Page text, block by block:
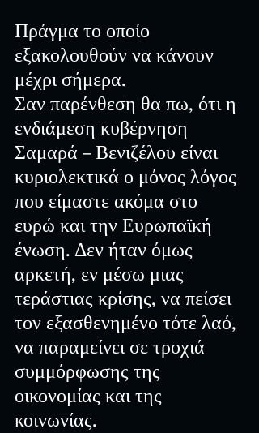
Πράγμα το οποίο
εξακολουθούν να κάνουν
μέχρι σήμερα.
Σαν παρένθεση θα πω, ότι η
ενδιάμεση κυβέρνηση
Σαμαρά – Βενιζέλου είναι
κυριολεκτικά ο μόνος λόγος
που είμαστε ακόμα στο
ευρώ και την Ευρωπαϊκή
ένωση. Δεν ήταν όμως
αρκετή, εν μέσω μιας
τεράστιας κρίσης, να πείσει
τον εξασθενημένο τότε λαό,
να παραμείνει σε τροχιά
συμμόρφωσης της
οικονομίας και της
κοινωνίας.